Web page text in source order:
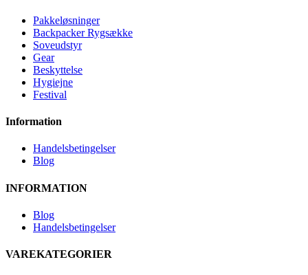
Pakkeløsninger
Backpacker Rygsække
Soveudstyr
Gear
Beskyttelse
Hygiejne
Festival
Information
Handelsbetingelser
Blog
INFORMATION
Blog
Handelsbetingelser
VAREKATEGORIER